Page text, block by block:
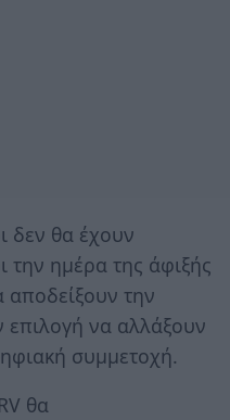
δεν θα έχουν
την ημέρα της άφιξής
την
να αλλάξουν
συμμετοχή.
θα